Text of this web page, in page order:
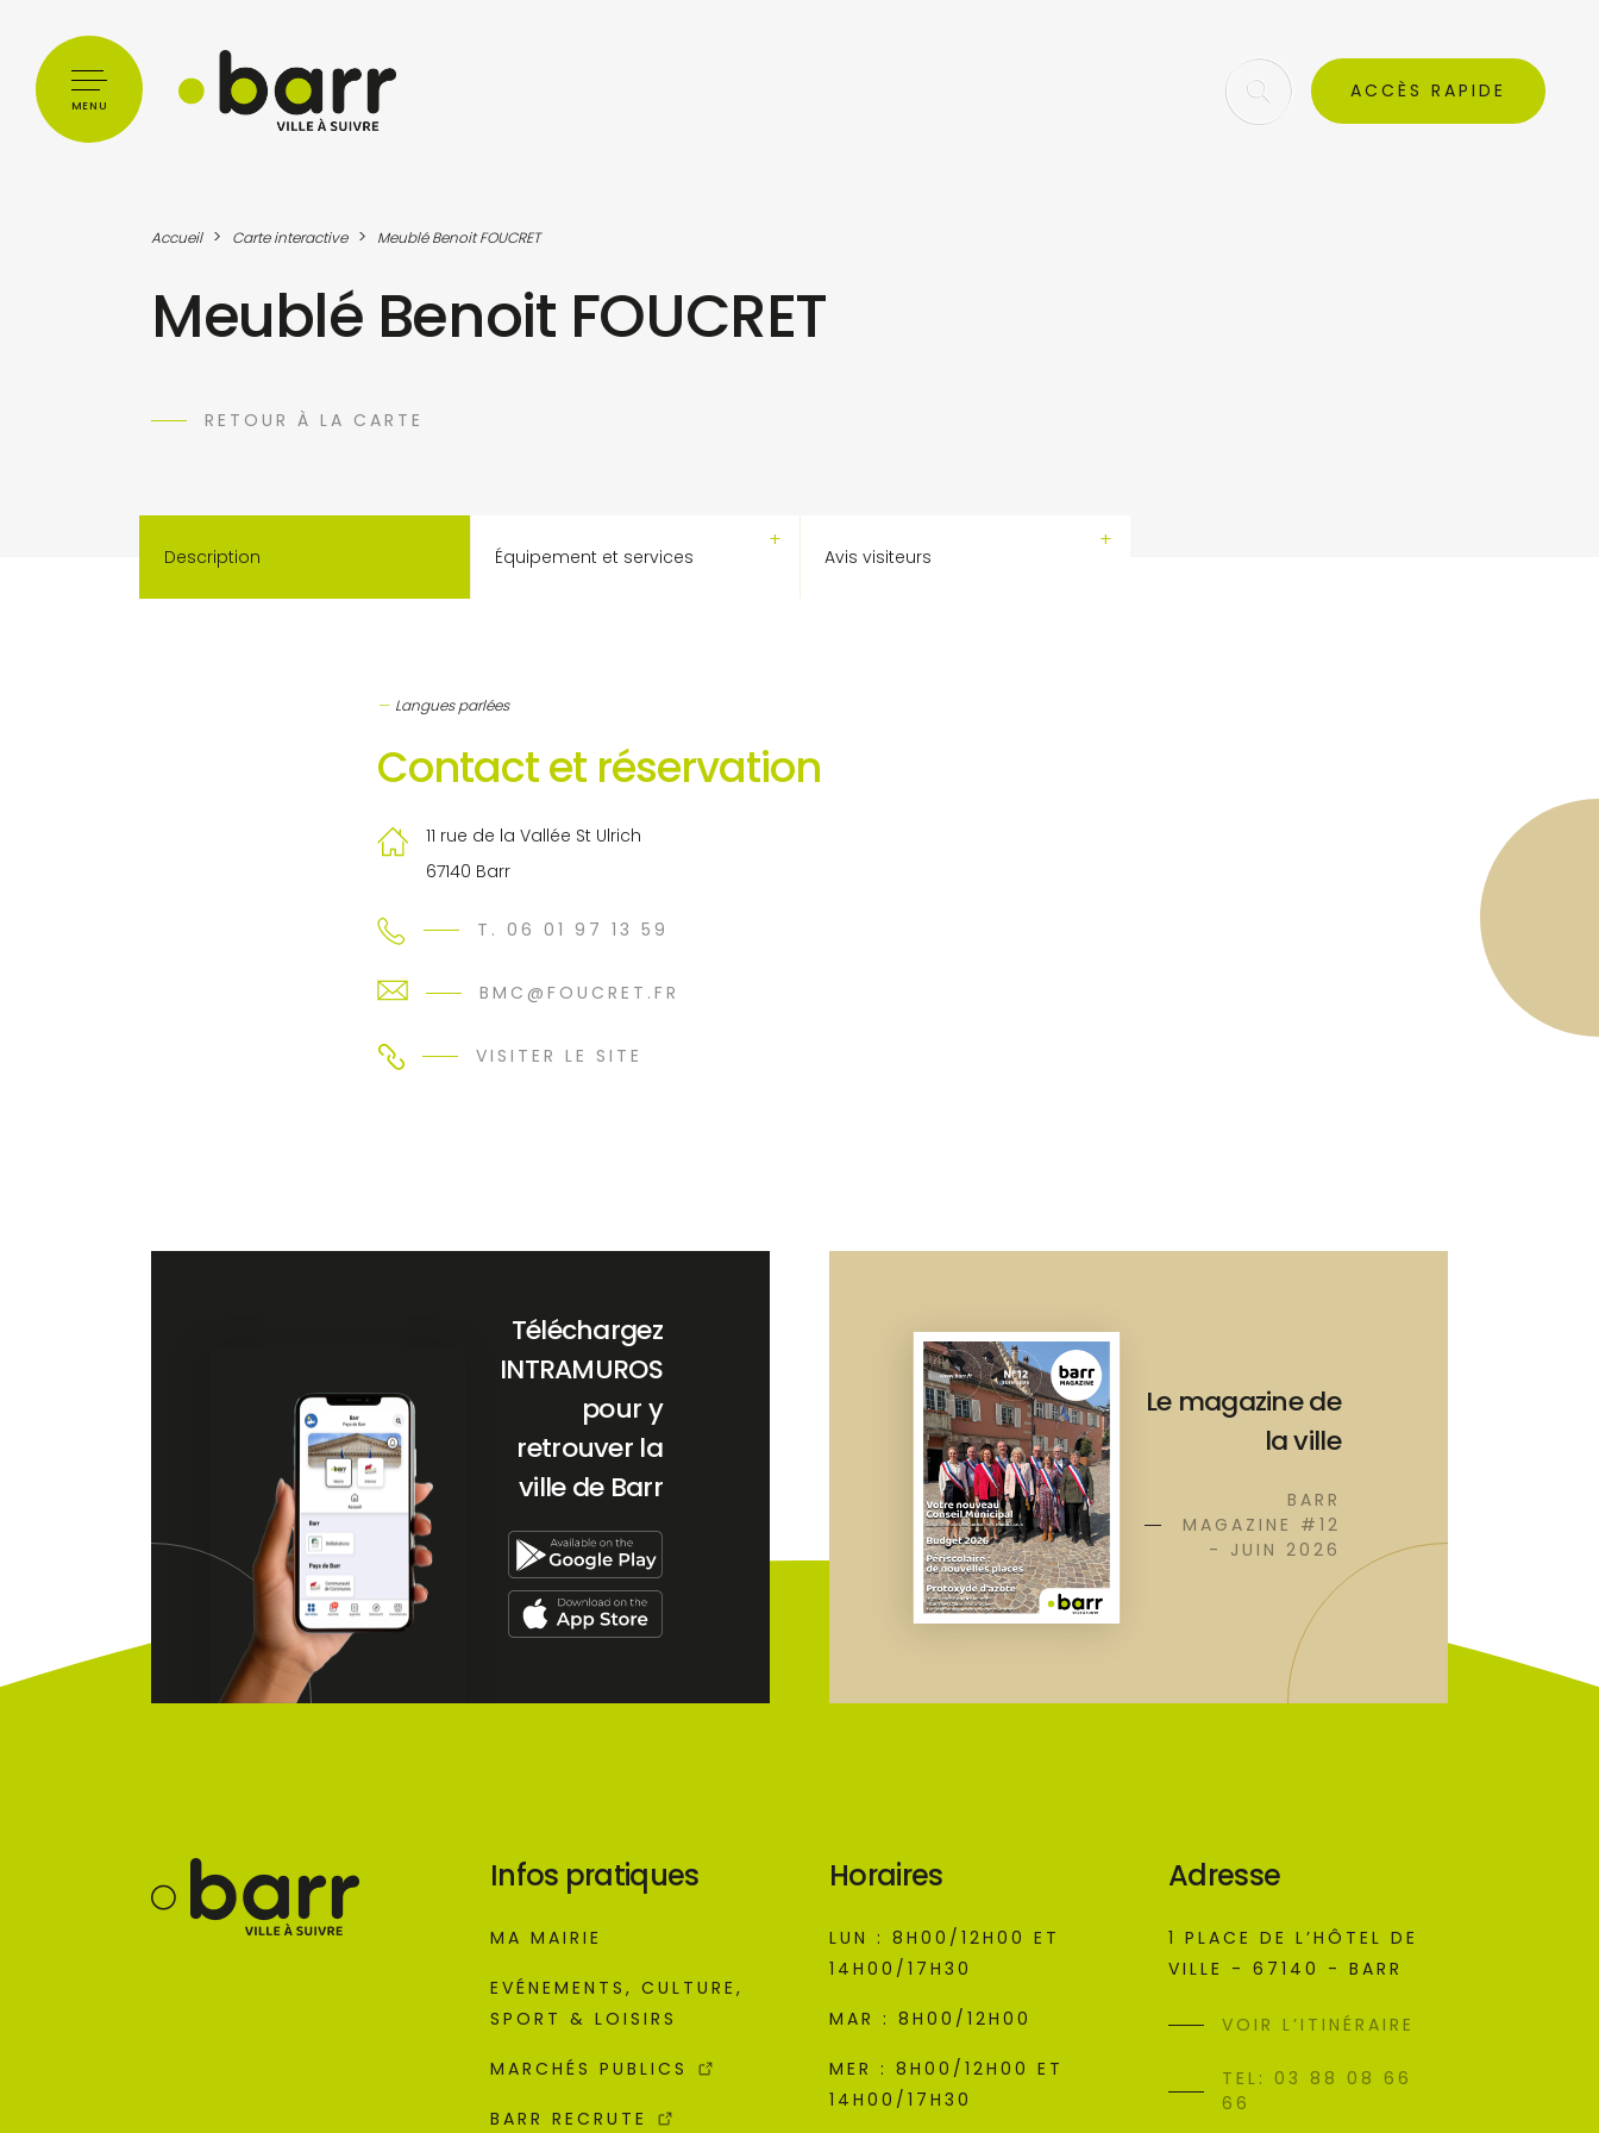
MENU
ACCÈS RAPIDE
Accueil > Carte interactive > Meublé Benoit FOUCRET
Meublé Benoit FOUCRET
RETOUR À LA CARTE
Description Équipement et services Avis visiteurs
Langues parlées
Contact et réservation
11 rue de la Vallée St Ulrich
67140 Barr
T. 06 01 97 13 59
BMC@FOUCRET.FR
VISITER LE SITE
Téléchargez
INTRAMUROS
pour y
retrouver la
ville de Barr
Le magazine de
la ville
BARR
MAGAZINE #12
- JUIN 2026
Infos pratiques
MA MAIRIE
EVÉNEMENTS, CULTURE,
SPORT & LOISIRS
MARCHÉS PUBLICS
BARR RECRUTE
Horaires
LUN : 8H00/12H00 ET
14H00/17H30
MAR : 8H00/12H00
MER : 8H00/12H00 ET
14H00/17H30
Adresse
1 PLACE DE L’HÔTEL DE
VILLE - 67140 - BARR
VOIR L’ITINÉRAIRE
TEL: 03 88 08 66
66